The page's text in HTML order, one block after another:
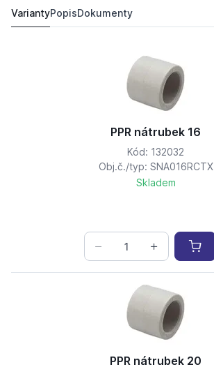
VariantyPopisDokumenty
PPR nátrubek 16
Kód: 132032
Obj.č./typ: SNA016RCTX
Skladem
PPR nátrubek 20